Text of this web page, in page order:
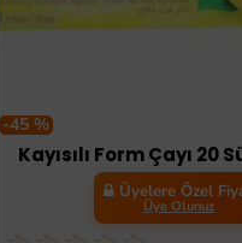
-45 %
Kayısılı Form Çayı 20
Üyelere Özel
Üye Olunuz